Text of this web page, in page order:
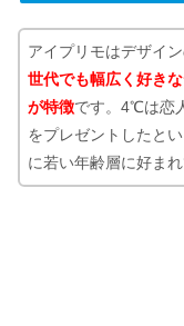
アイプリモはデザイ
世代でも幅広く好き
が特徴です。4℃は恋
をプレゼントしたと
に若い年齢層に好まれ